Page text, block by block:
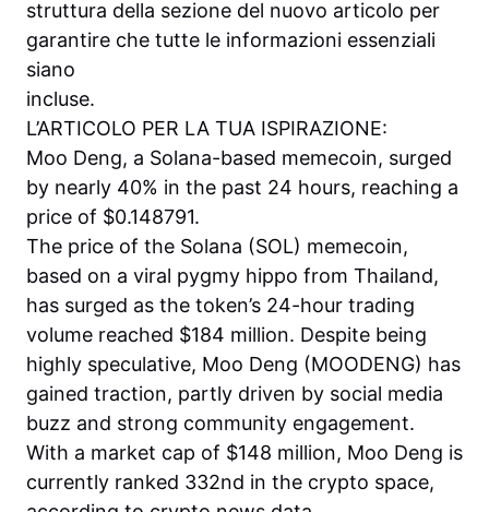
struttura della sezione del nuovo articolo per
garantire che tutte le informazioni essenziali
siano
incluse.
L’ARTICOLO PER LA TUA ISPIRAZIONE:
Moo Deng, a Solana-based memecoin, surged
by nearly 40% in the past 24 hours, reaching a
price of $0.148791.
The price of the Solana (SOL) memecoin,
based on a viral pygmy hippo from Thailand,
has surged as the token’s 24-hour trading
volume reached $184 million. Despite being
highly speculative, Moo Deng (MOODENG) has
gained traction, partly driven by social media
buzz and strong community engagement.
With a market cap of $148 million, Moo Deng is
currently ranked 332nd in the crypto space,